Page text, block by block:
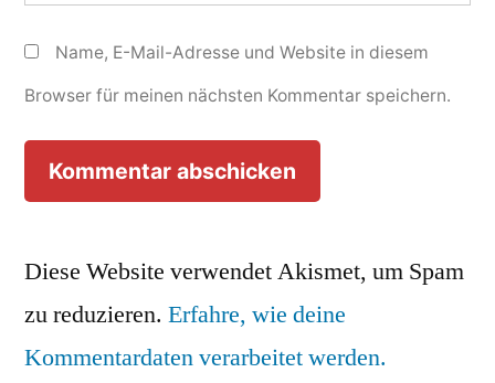
Name, E-Mail-Adresse und Website in diesem
Browser für meinen nächsten Kommentar speichern.
Diese Website verwendet Akismet, um Spam
zu reduzieren. Erfahre, wie deine
Kommentardaten verarbeitet werden.